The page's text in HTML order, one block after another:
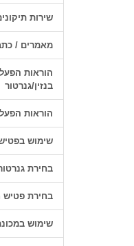
שירות
מאמרים /
הוראות
בנזין/גנרטור
הוראות הפעלה
שימוש
בחירת
בחירת פטיש
שימוש